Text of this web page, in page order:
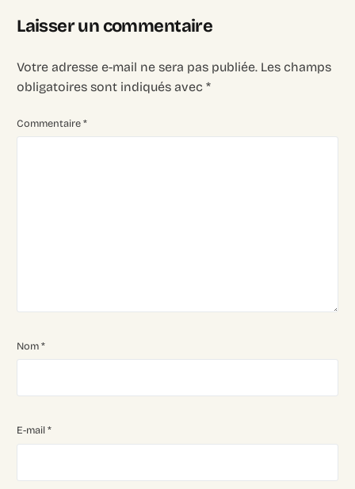
Laisser un commentaire
Votre adresse e-mail ne sera pas publiée. Les champs
obligatoires sont indiqués avec*
Commentaire*
Nom*
E-mail*